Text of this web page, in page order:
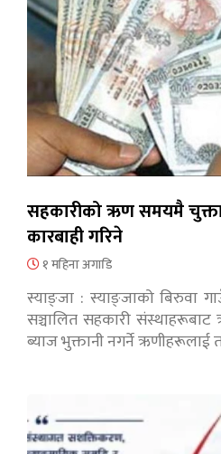
सहकारीको ऋण समयमै
कारबाही गरिने
१ महिना अगाडि
स्याङ्जा : स्याङ्जाको बिरुवा
सञ्चालित सहकारी
ब्याज भुक्तानी नगर्ने ऋणीहरूलाई